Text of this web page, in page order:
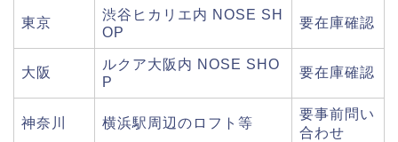
東京
渋谷ヒカリエ内 NOSE SH
OP
要在庫確認
大阪
ルクア大阪内 NOSE SHO
P
要在庫確認
神奈川 横浜駅周辺のロフト等
要事前問い
合わせ